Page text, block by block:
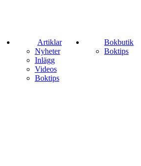
Artiklar
Nyheter
Inlägg
Videos
Boktips
Bokbutik
Boktips